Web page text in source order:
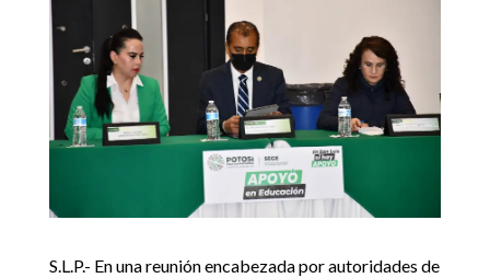
FEDERACIÓN Y ESTADO COORDINAN ATENCIÓN A
DOCENTES DE TELESECUNDARIA
Noticias Estado
S.L.P.- En una reunión encabezada por autoridades de